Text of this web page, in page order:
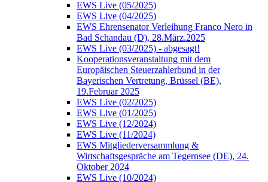
EWS Live (05/2025)
EWS Live (04/2025)
EWS Ehrensenator Verleihung Franco Nero in
Bad Schandau (D), 28.März.2025
EWS Live (03/2025) - abgesagt!
Kooperationsveranstaltung mit dem
Europäischen Steuerzahlerbund in der
Bayerischen Vertretung, Brüssel (BE),
19.Februar 2025
EWS Live (02/2025)
EWS Live (01/2025)
EWS Live (12/2024)
EWS Live (11/2024)
EWS Mitgliederversammlung &
Wirtschaftsgespräche am Tegernsee (DE), 24.
Oktober 2024
EWS Live (10/2024)